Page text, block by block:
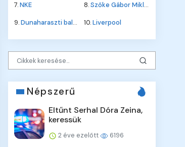
7.NKE 8.Szőke Gábor Miklós
9.Dunaharaszti baleset 10.Liverpool
Népszerű
Eltűnt Serhal Dóra Zeina,
keressük
2 éve ezelőtt 6196